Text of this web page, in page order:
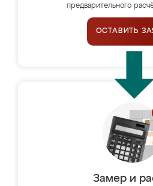
предварительного
ОСТАВИТЬ
Замер и